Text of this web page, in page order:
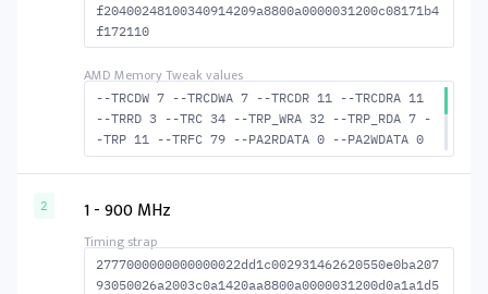
f20400248100340914209a8800a0000031200c08171b4
f172110
--TRCDW 7 --TRCDWA 7 --TRCDR 11 --TRCDRA 11
--TRRD 3 --TRC 34 --TRP_WRA 32 --TRP_RDA 7 -
-TRP 11 --TRFC 79 --PA2RDATA 0 --PA2WDATA 0
--TFAW 4 --TCRCRL 1 --TCRCWL 1 --TFAW32 4 --
R 27 --RAS2RAS 79 --RP 23 --WRPLUSRP 33 --BU
2 1 - 900 MHz
2777000000000000022dd1c002931462620550e0ba207
93050026a2003c0a1420aa8800a0000031200d0a1a1d5